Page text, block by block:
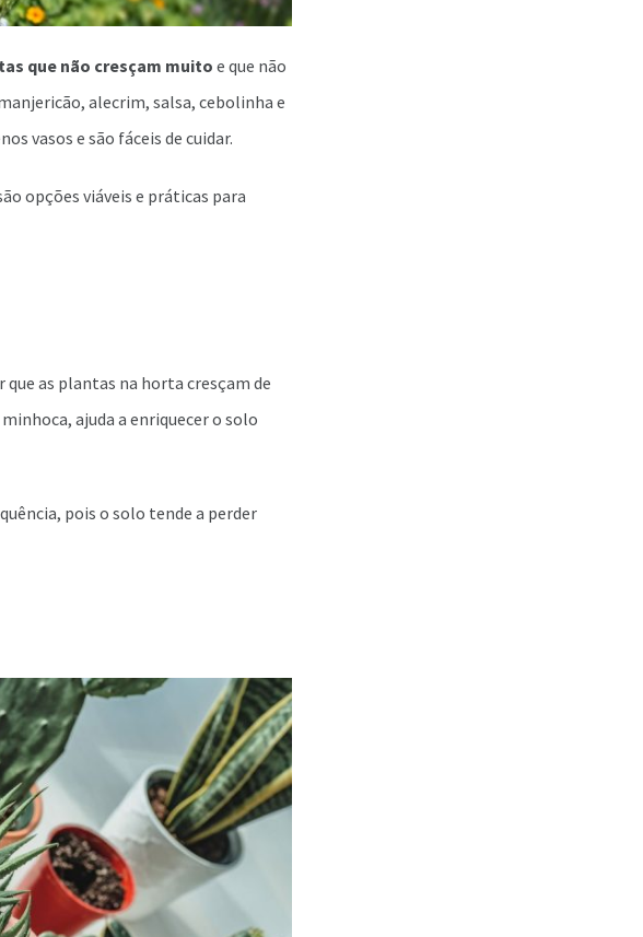
que não cresçam muito e que não
alecrim, salsa, cebolinha e
vasos e são fáceis de cuidar.
opções viáveis e práticas para
as plantas na horta cresçam de
ajuda a enriquecer o solo
pois o solo tende a perder